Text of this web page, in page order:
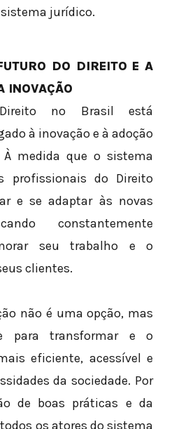
jurídico.
DO DIREITO E A
INOVAÇÃO
no Brasil está
à inovação e à adoção
medida que o sistema
profissionais do Direito
e se adaptar às novas
constantemente
seu trabalho e o
clientes.
não é uma opção, mas
para transformar e o
eficiente, acessível e
da sociedade. Por
de boas práticas e da
os atores do sistema